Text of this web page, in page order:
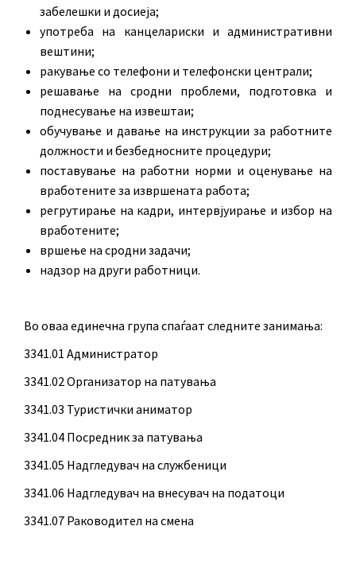
забелешки и досиеја;
употреба на канцелариски и административни
вештини;
ракување со телефони и телефонски централи;
решавање на сродни проблеми, подготовка и
поднесување на извештаи;
обучување и давање на инструкции за работните
должности и безбедносните процедури;
поставување на работни норми и оценување на
вработените за извршената работа;
регрутирање на кадри, интервјуирање и избор на
вработените;
вршење на сродни задачи;
надзор на други работници.
Во оваа единечна група спаѓаат следните занимања:
3341.01 Администратор
3341.02 Организатор на патувања
3341.03 Туристички аниматор
3341.04 Посредник за патувања
3341.05 Надгледувач на службеници
3341.06 Надгледувач на внесувач на податоци
3341.07 Раководител на смена